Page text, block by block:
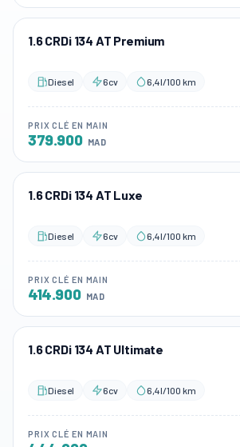
1.6 CRDi 134 AT Premium
Diesel 6cv 6,4l/100 km
PRIX CLÉ EN MAIN
379.900 MAD
1.6 CRDi 134 AT Luxe
Diesel 6cv 6,4l/100 km
PRIX CLÉ EN MAIN
414.900 MAD
1.6 CRDi 134 AT Ultimate
Diesel 6cv 6,4l/100 km
PRIX CLÉ EN MAIN